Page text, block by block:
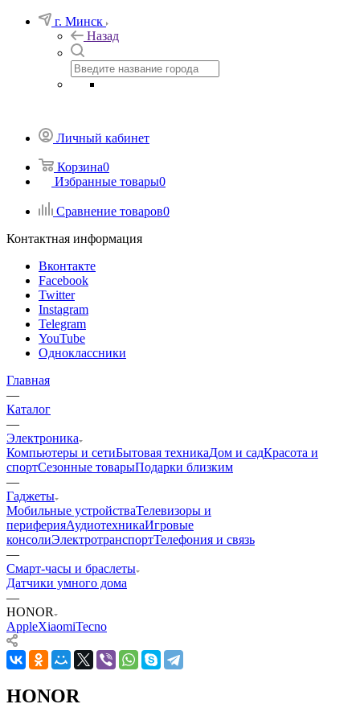
г. Минск
Назад
Личный кабинет
Корзина0
Избранные товары0
Сравнение товаров0
Контактная информация
Вконтакте
Facebook
Twitter
Instagram
Telegram
YouTube
Одноклассники
Главная
—
Каталог
—
Электроника
Компьютеры и сетиБытовая техникаДом и садКрасота и
спортСезонные товарыПодарки близким
—
Гаджеты
Мобильные устройстваТелевизоры и
периферияАудиотехникаИгровые
консолиЭлектротранспортТелефония и связь
—
Смарт-часы и браслеты
Датчики умного дома
—
HONOR
AppleXiaomiTecno
HONOR